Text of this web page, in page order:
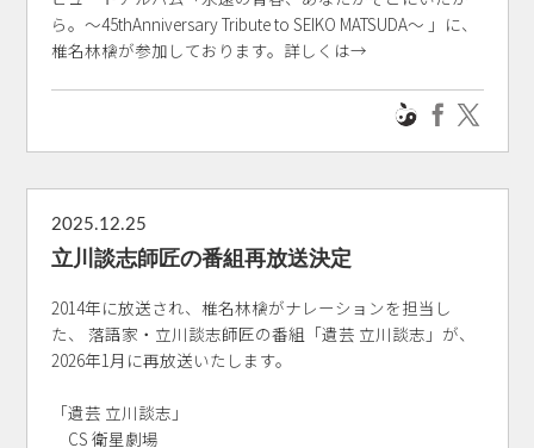
ら。～45thAnniversary Tribute to SEIKO MATSUDA～ 」に、
椎名林檎が参加しております。詳しくは→
2025.12.25
立川談志師匠の番組再放送決定
2014年に放送され、椎名林檎がナレーションを担当し
た、 落語家・立川談志師匠の番組「遺芸 立川談志」が、
2026年1月に再放送いたします。
「遺芸 立川談志」
CS 衛星劇場